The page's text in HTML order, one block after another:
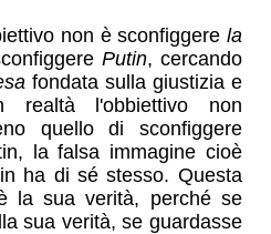
non è sconfiggere la
Putin, cercando
fondata sulla giustizia e
l'obbiettivo non
quello di sconfiggere
la falsa immagine cioè
ha di sé stesso. Questa
la sua verità, perché se
sua verità, se guardasse